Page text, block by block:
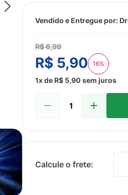
Vendido e Entregue por:
R$6,99
R$ 5,90 16%
1x de R$ 5,90 sem juros